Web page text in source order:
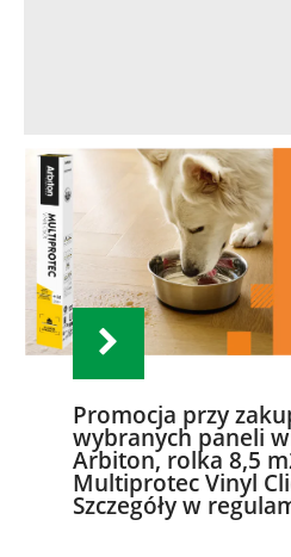
Promocja przy
wybranych paneli
Arbiton, rolka 8,5
Multiprotec Vinyl
Szczegóły w